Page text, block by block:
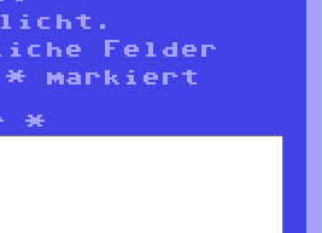
Felder
* markiert
*